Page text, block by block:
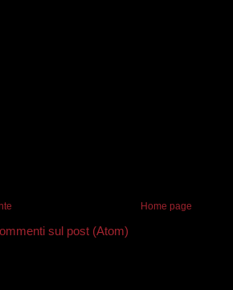
Home page
sul post (Atom)